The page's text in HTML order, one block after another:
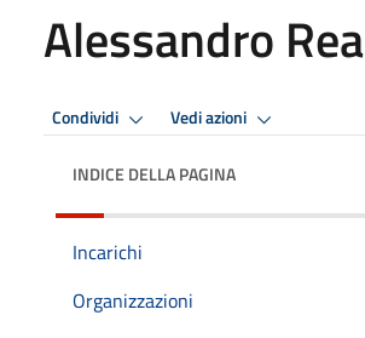
Alessandro Rea
Condividi Vedi azioni
INDICE DELLA PAGINA
Incarichi
Organizzazioni